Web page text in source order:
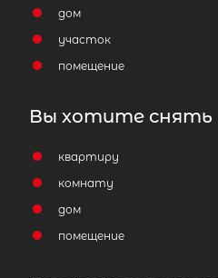
5 150 000
Девяткино
Популярное
дом
участок
помещение
Вы хотите снять
квартиру
комнату
дом
помещение